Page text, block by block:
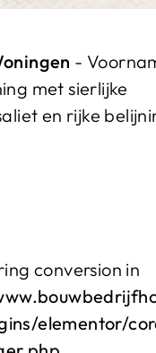
-
met sierlijke
en rijke
conversion in
elementor/